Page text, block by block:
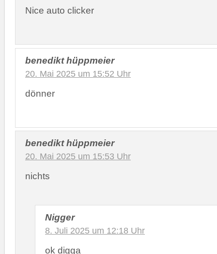
Nice auto clicker
benedikt hüppmeier
20. Mai 2025 um 15:52 Uhr
dönner
benedikt hüppmeier
20. Mai 2025 um 15:53 Uhr
nichts
Nigger
8. Juli 2025 um 12:18 Uhr
ok digga